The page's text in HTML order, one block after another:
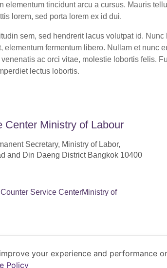
elementum tincidunt arcu a cursus. Mauris
lorem, sed porta lorem ex id dui.
sem, sed hendrerit lacus volutpat id.
elementum fermentum libero. Nullam et nunc
ac orci vitae, molestie lobortis felis.
lectus lobortis.
Center Ministry of Labour
Secretary, Ministry of Labor,
and Din Daeng District Bangkok 10400
Service CenterMinistry of
your experience and performance
Policy